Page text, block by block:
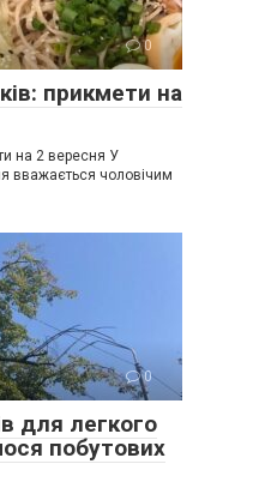
0
прикмети на
на 2 вересня У
вважається чоловічим
0
для легкого
побутових